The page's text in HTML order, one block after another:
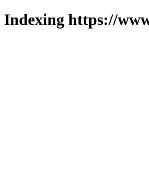
Indexing https://